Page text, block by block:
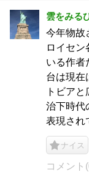
雲をみる
今年物故
ロイセ
いる作者
台は現在
トビア
治下時代
表現され
ナイス
コメント